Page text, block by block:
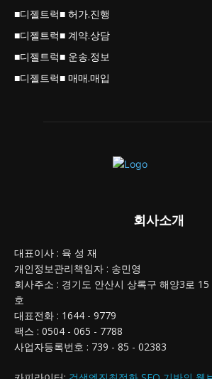
■디젤트럭■ 허가.진행
■디젤트럭■ 계약.상담
■디젤트럭■ 운송.정보
■디젤트럭■ 매매.매입
회사소개
대표이사 : 육 성 재
개인정보관리책임자 : 송민영
회사주소 : 경기도 안산시 상록구 해양3로
호
대표전화 : 1644 - 9779
팩스 : 0504 - 065 - 7788
사업자등록번호 : 739 - 85 - 02383